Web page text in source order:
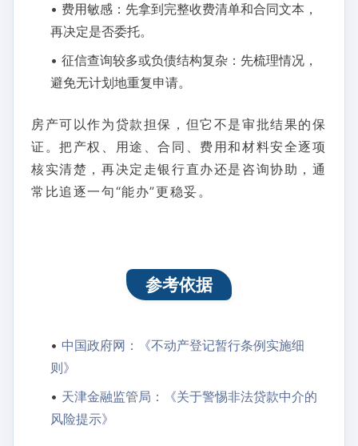
• 费用敏感：先拿到完整收费清单和合同文本，
再决定是否委托。
• 征信查询较多或负债结构复杂：先梳理情况，
避免无计划地重复申请。
房产可以作为贷款担保，但它不是审批结果的保
证。把产权、用途、合同、费用和材料安全逐项
核实清楚，再决定走银行直办还是咨询协助，通
常比追逐一句“能办”更稳妥。
参考依据
• 中国政府网：《不动产登记暂行条例实施细
则》
• 天津金融监管局：《关于警惕非法贷款中介的
风险提示》